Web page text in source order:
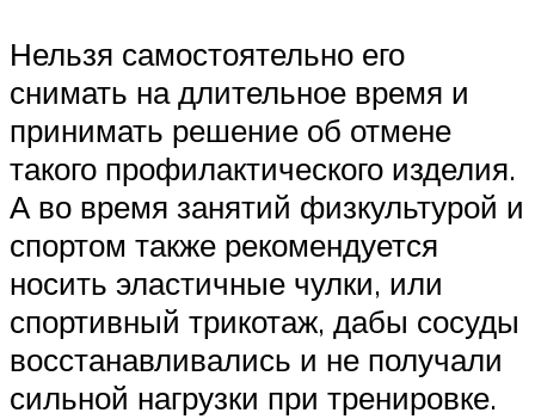
Нельзя самостоятельно его
снимать на длительное время и
принимать решение об отмене
такого профилактического изделия.
А во время занятий физкультурой и
спортом также рекомендуется
носить эластичные чулки, или
спортивный трикотаж, дабы сосуды
восстанавливались и не получали
сильной нагрузки при тренировке.